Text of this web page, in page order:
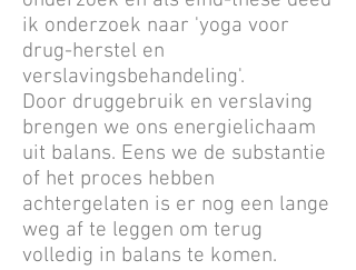
ik onderzoek naar 'yoga voor
drug-herstel en
verslavingsbehandeling'.
Door druggebruik en verslaving
brengen we ons energielichaam
uit balans. Eens we de substantie
of het proces hebben
achtergelaten is er nog een lange
weg af te leggen om terug
volledig in balans te komen.